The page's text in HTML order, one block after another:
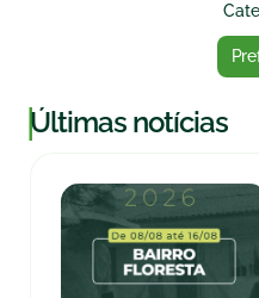
|Últimas notícias